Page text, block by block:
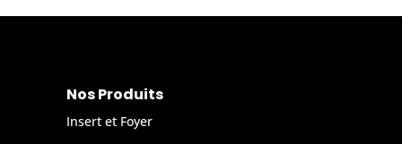
Nos Produits
Insert et Foyer